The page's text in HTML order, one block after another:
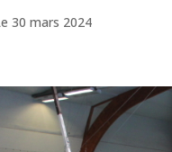
30 mars 2024